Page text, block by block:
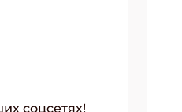
соцсетях!